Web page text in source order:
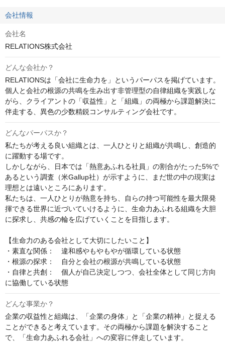
会社情報
会社名
RELATIONS株式会社
どんな会社か？
RELATIONSは「会社に生命力を」というパーパスを掲げています。
個人と会社の根源の共鳴を生み出す非管理型の自律組織を実践しな
がら、クライアントの「収益性」と「組織」の両極から課題解決に
伴走する、異色の少数精鋭コンサルティング会社です。
どんなパーパスか？
私たちが考える良い組織とは、一人ひとりと組織が共鳴し、創造的
に躍動する場です。
しかしながら、日本では「熱意あふれる社員」の割合がたった5%で
あるという調査（米Gallup社）が示すように、まだ世の中の現実は
理想とは遠いところにあります。
私たちは、一人ひとりが熱意を持ち、自らの持つ可能性を最大限発
揮できる世界に近づいていけるように、生命力あふれる組織を大胆
に探求し、共感の輪を広げていくことを目指します。
【生命力のある会社として大切にしたいこと】
・素直な関係：　違和感やもやもやが循環している状態
・根源の探求：　自分と会社の根源が共鳴している状態
・自律と共創：　個人が自己決定しつつ、会社全体として同じ方向
に協働している状態
どんな事業か？
企業の収益性と組織は、「企業の身体」と「企業の精神」と捉える
ことができると考えています。その両極から課題を解決すること
で、「生命力あふれる会社」への変容に伴走しています。